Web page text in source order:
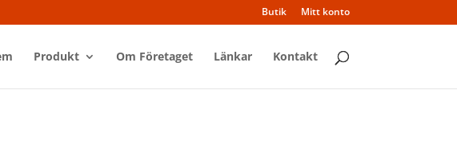
Butik Mitt konto
Produkt Om Företaget Länkar Kontakt